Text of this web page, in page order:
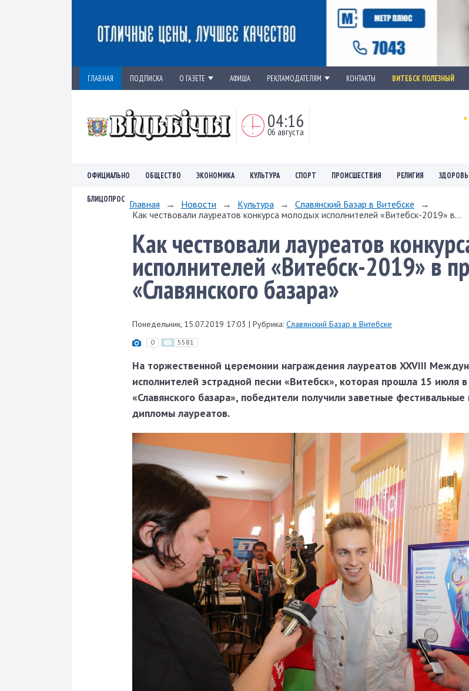
ГЛАВНАЯ ПОДПИСКА О ГАЗЕТЕ АФИША РЕКЛАМОДАТЕЛЯМ КОНТАКТЫ ВИТЕБСК ПОЛЕЗНЫЙ
04:16
06 августа
ОФИЦИАЛЬНО ОБЩЕСТВО ЭКОНОМИКА КУЛЬТУРА СПОРТ ПРОИСШЕСТВИЯ РЕЛИГИЯ
БЛИЦОПРОС Главная → Новости → Культура → Славянский Базар в Витебске
→
Как чествовали лауреатов конкурса молодых исполнителей «Витебск-2019» в...
Как чествовали лауреатов
исполнителей «Витебск-2019» в
«Славянского базара»
Понедельник, 15.07.2019 17:03 | Рубрика: Славянский Базар в Витебске
0 5581
На торжественной церемонии награждения лауреатов XXVIII
исполнителей эстрадной песни «Витебск», которая прошла 15 июля
«Славянского базара», победители получили заветные
дипломы лауреатов.